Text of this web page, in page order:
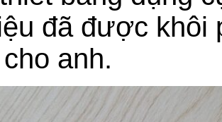
đã được khôi
anh.